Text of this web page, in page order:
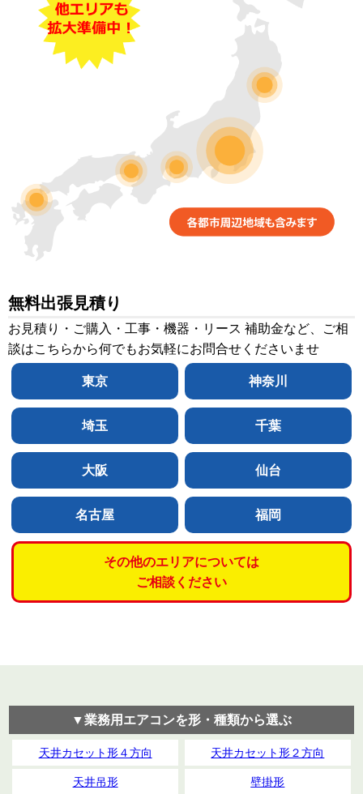
無料出張見積り
お見積り・ご購入・工事・機器・リース 補助金など、ご相
談はこちらから何でもお気軽にお問合せくださいませ
東京 神奈川
埼玉 千葉
大阪 仙台
名古屋 福岡
その他のエリアについては
ご相談ください
▼業務用エアコンを形・種類から選ぶ
天井カセット形４方向 天井カセット形２方向
天井吊形 壁掛形